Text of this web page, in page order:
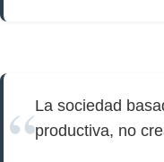
La sociedad
productiva, no